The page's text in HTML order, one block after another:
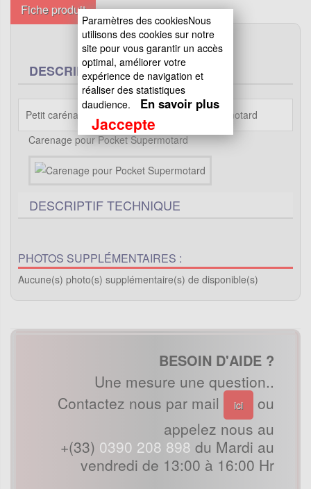
Fiche produit
DESCRIPTION
Petit carénage avant pour moto Pocket Supermotard
Carenage pour Pocket Supermotard
DESCRIPTIF TECHNIQUE
PHOTOS SUPPLÉMENTAIRES :
Aucune(s) photo(s) supplémentaire(s) de disponible(s)
BESOIN D'AIDE ?
Une mesure une question..
Contactez nous par mail
ici
ou
appelez nous au
+(33) 0390 208 898 du Mardi au
vendredi de 13:00 à 16:00 Hr
Paramètres des cookiesNous
utilisons des cookies sur notre
site pour vous garantir un accès
optimal, améliorer votre
expérience de navigation et
réaliser des statistiques
daudience.
En savoir plus
Jaccepte